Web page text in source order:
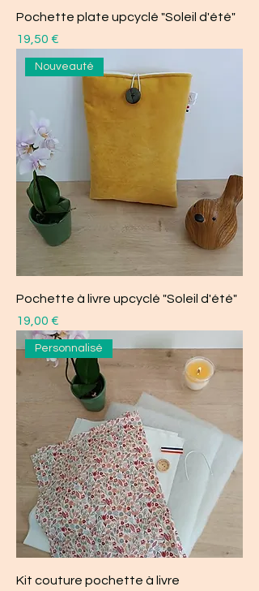
Pochette plate upcyclé "Soleil d'été"
Prix
19,50 €
Nouveauté
Pochette à livre upcyclé "Soleil d'été"
Prix
19,00 €
Personnalisé
Kit couture pochette à livre